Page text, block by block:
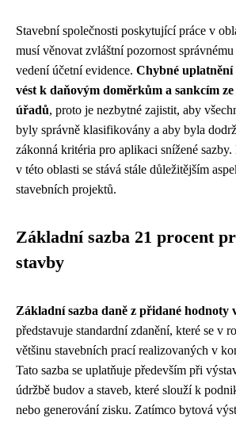
Stavební společnosti poskytující práce v
musí věnovat zvláštní pozornost
vedení účetní evidence. Chybné uplatnění
vést k daňovým doměrkům a sankcím
úřadů, proto je nezbytné zajistit, aby
byly správně klasifikovány a aby byla
zákonná kritéria pro aplikaci snížené
v této oblasti se stává stále důležitějším
stavebních projektů.
Základní sazba 21 procent
stavby
Základní sazba daně z přidané hodnoty
představuje standardní zdanění, které se v
většinu stavebních prací realizovaných v
Tato sazba se uplatňuje především při
údržbě budov a staveb, které slouží k
nebo generování zisku. Zatímco bytová